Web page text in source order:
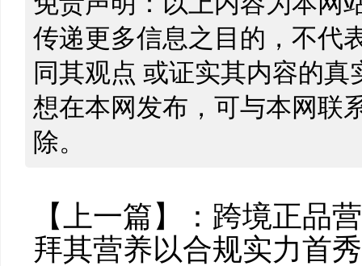
传递更多信息之目的，不代
同其观点 或证实其内容的
想在本网发布，可与本网联
除。
【上一篇】： 跨境正品
拜其营养以合规实力首